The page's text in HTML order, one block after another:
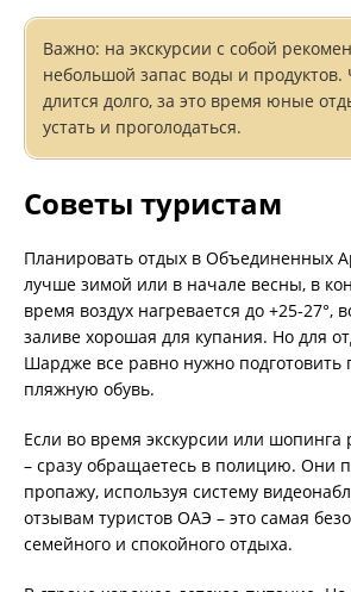
Важно: на экскурсии с собой
небольшой запас воды и продуктов.
длится долго, за это время юные
устать и проголодаться.
Советы туристам
Планировать отдых в Объединенных
лучше зимой или в начале весны, в
время воздух нагревается до +25-27°,
заливе хорошая для купания. Но для
Шардже все равно нужно
пляжную обувь.
Если во время экскурсии или шопинга
– сразу обращаетесь в полицию. Они
пропажу, используя систему
отзывам туристов ОАЭ – это самая
семейного и спокойного отдыха.